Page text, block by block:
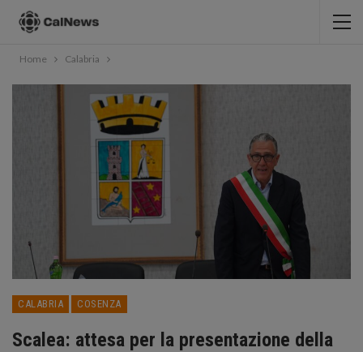
Home Calabria
CALABRIA COSENZA
Scalea: attesa per la presentazione della